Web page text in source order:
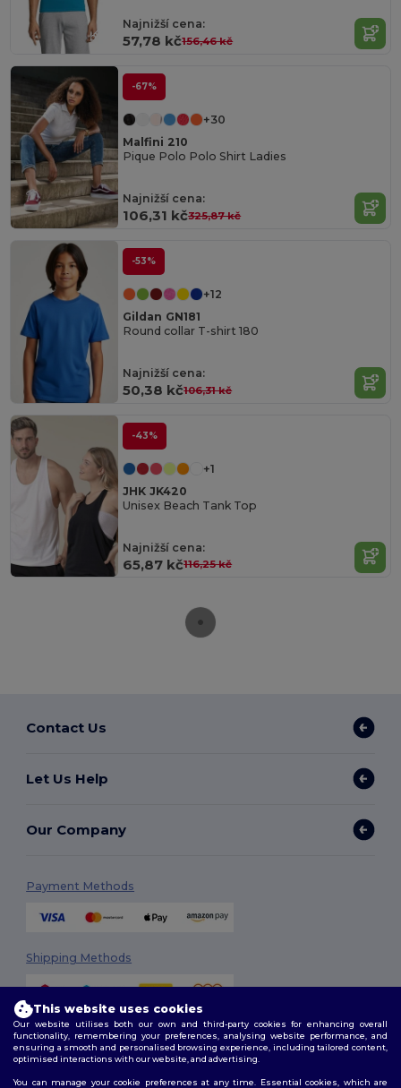
Najnižší cena:
57,78 kč156,46 kč
-67%
+30
Malfini 210
Pique Polo Polo Shirt Ladies
Najnižší cena:
106,31 kč325,87 kč
-53%
+12
Gildan GN181
Round collar T-shirt 180
Najnižší cena:
50,38 kč106,31 kč
-43%
+1
JHK JK420
Unisex Beach Tank Top
Najnižší cena:
65,87 kč116,25 kč
Contact Us
Let Us Help
Our Company
Payment Methods
Shipping Methods
This website uses cookies
Our website utilises both our own and third-party cookies for enhancing overall
functionality, remembering your preferences, analysing website performance, and
ensuring a smooth and personalised browsing experience, including tailored content,
optimised interactions with our website, and advertising.
You can manage your cookie preferences at any time. Essential cookies, which are